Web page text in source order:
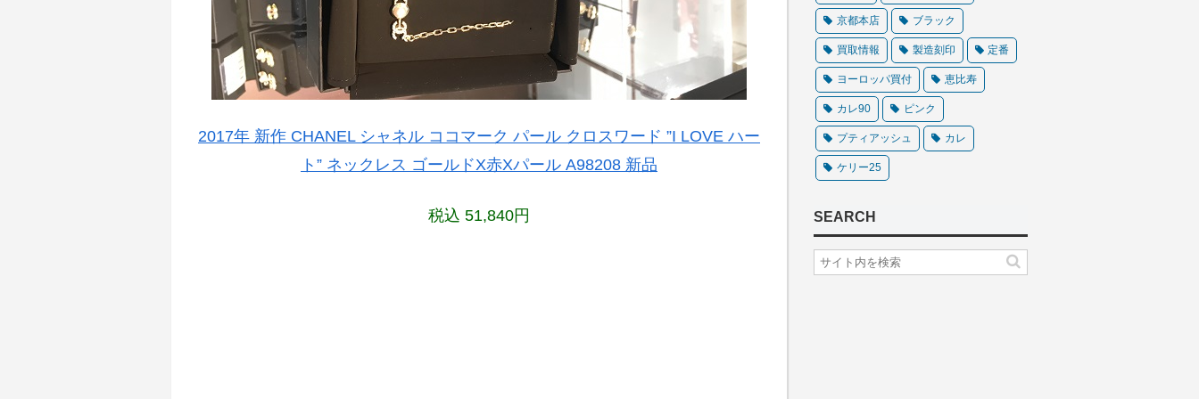
2017年 新作 CHANEL シャネル ココマーク パール クロスワード ”I LOVE ハー
ト” ネックレス ゴールドX赤Xパール A98208 新品
税込 51,840円
京都本店 ブラック
買取情報 製造刻印 定番
ヨーロッパ買付 恵比寿
カレ90 ピンク
プティアッシュ カレ
ケリー25
SEARCH